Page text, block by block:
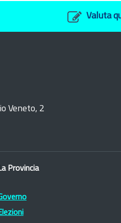
Valuta
Veneto, 2
Provincia